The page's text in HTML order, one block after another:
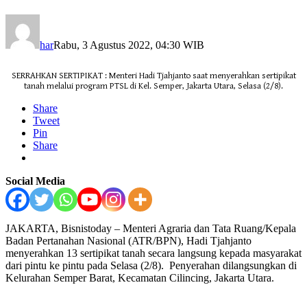
harRabu, 3 Agustus 2022, 04:30 WIB
SERRAHKAN SERTIPIKAT : Menteri Hadi Tjahjanto saat menyerahkan sertipikat
tanah melalui program PTSL di Kel. Semper, Jakarta Utara, Selasa (2/8).
Share
Tweet
Pin
Share
Social Media
JAKARTA, Bisnistoday – Menteri Agraria dan Tata Ruang/Kepala
Badan Pertanahan Nasional (ATR/BPN), Hadi Tjahjanto
menyerahkan 13 sertipikat tanah secara langsung kepada masyarakat
dari pintu ke pintu pada Selasa (2/8). Penyerahan dilangsungkan di
Kelurahan Semper Barat, Kecamatan Cilincing, Jakarta Utara.